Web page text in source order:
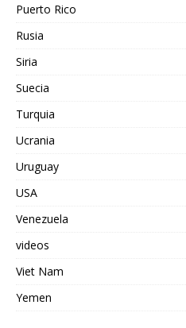
Puerto Rico
Rusia
Siria
Suecia
Turquia
Ucrania
Uruguay
USA
Venezuela
videos
Viet Nam
Yemen